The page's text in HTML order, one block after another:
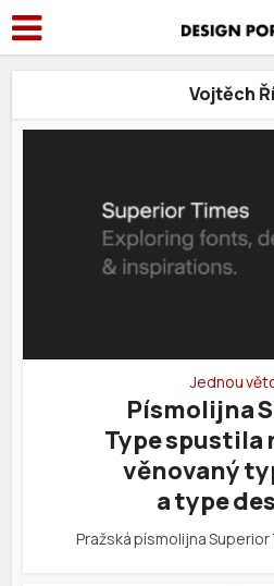
Vojtěch
Jednou
Písmolijna
Type spustila
věnovaný
a type
Pražská písmolijna